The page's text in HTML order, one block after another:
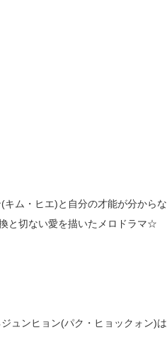
ム・ヒエ)と自分の才能が分からな
と切ない愛を描いたメロドラマ☆
ュンヒョン(パク・ヒョックォン)は